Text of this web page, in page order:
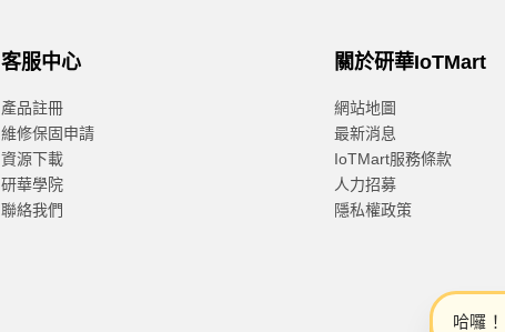
客服中心
產品註冊
維修保固申請
資源下載
研華學院
聯絡我們
關於研華IoTMart
網站地圖
最新消息
IoTMart服務條款
人力招募
隱私權政策
哈囉 ！